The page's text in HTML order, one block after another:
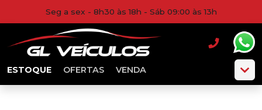
Seg a sex - 8h30 às 18h - Sáb 09:00 às 13h
ESTOQUE OFERTAS VENDA